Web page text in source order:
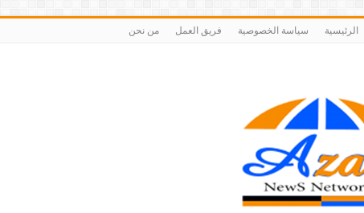
الرئيسية سياسة الخصوصية فريق العمل من نحن